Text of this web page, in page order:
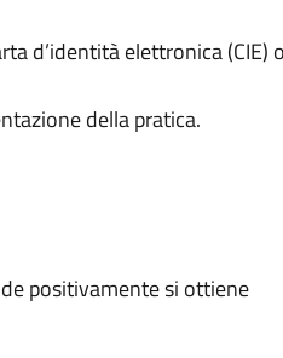
d’identità elettronica (CIE)
della pratica.
positivamente si ottiene